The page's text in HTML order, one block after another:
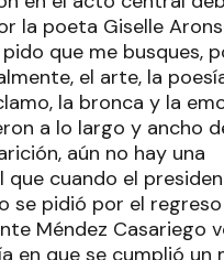
la poeta Giselle
que me busques,
el arte, la
la bronca y la
a lo largo y ancho
aún no hay una
que cuando el
se pidió por el
Méndez Casariego
en que se cumplió un